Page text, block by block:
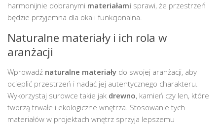
harmonijnie dobranymi materiałami sprawi, że przestrzeń
będzie przyjemna dla oka i funkcjonalna.
Naturalne materiały i ich rola w
aranżacji
Wprowadź naturalne materiały do swojej aranżacji, aby
ocieplić przestrzeń i nadać jej autentycznego charakteru.
Wykorzystaj surowce takie jak drewno, kamień czy len, które
tworzą trwałe i ekologiczne wnętrza. Stosowanie tych
materiałów w projektach wnętrz sprzyja lepszemu